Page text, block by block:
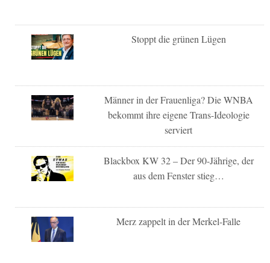
Stoppt die grünen Lügen
Männer in der Frauenliga? Die WNBA
bekommt ihre eigene Trans-Ideologie
serviert
Blackbox KW 32 – Der 90-Jährige, der
aus dem Fenster stieg…
Merz zappelt in der Merkel-Falle